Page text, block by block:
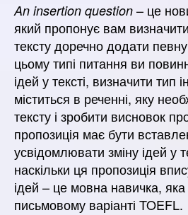
An insertion question – це
який пропонує вам
тексту доречно додати
цьому типі питання ви
ідей у ​​тексті, визначити тип
міститься в реченні, яку
тексту і зробити висновок
пропозиція має бути
усвідомлювати зміну ідей у
наскільки ця пропозиція
ідей – це мовна навичка,
письмовому варіанті TOEFL.